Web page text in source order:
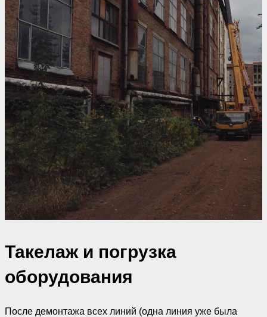
Такелаж и погрузка
оборудования
После демонтажа всех линий (одна линия уже была